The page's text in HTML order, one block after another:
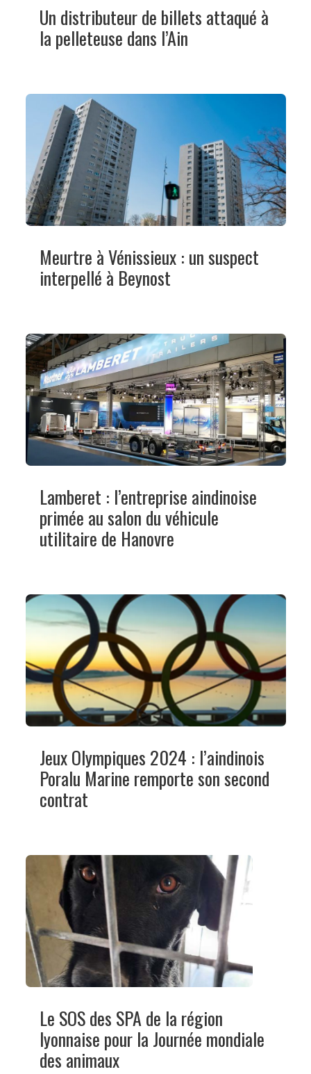
Un distributeur de billets attaqué à
la pelleteuse dans l’Ain
Meurtre à Vénissieux : un suspect
interpellé à Beynost
Lamberet : l’entreprise aindinoise
primée au salon du véhicule
utilitaire de Hanovre
Jeux Olympiques 2024 : l’aindinois
Poralu Marine remporte son second
contrat
Le SOS des SPA de la région
lyonnaise pour la Journée mondiale
des animaux